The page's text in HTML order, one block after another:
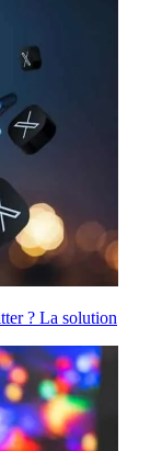
? La solution